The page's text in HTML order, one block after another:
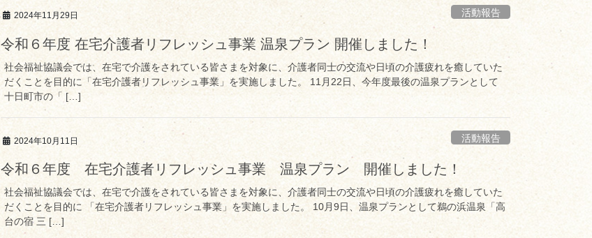
2024年11月29日 活動報告
令和６年度 在宅介護者リフレッシュ事業 温泉プラン 開催しました！
社会福祉協議会では、在宅で介護をされている皆さまを対象に、介護者同士の交流や日頃の介護疲れを癒していた
だくことを目的に「在宅介護者リフレッシュ事業」を実施しました。 11月22日、今年度最後の温泉プランとして
十日町市の「 […]
2024年10月11日 活動報告
令和６年度 在宅介護者リフレッシュ事業 温泉プラン 開催しました！
社会福祉協議会では、在宅で介護をされている皆さまを対象に、介護者同士の交流や日頃の介護疲れを癒していた
だくことを目的に 「在宅介護者リフレッシュ事業」を実施しました。 10月9日、温泉プランとして鵜の浜温泉「高
台の宿 三 […]